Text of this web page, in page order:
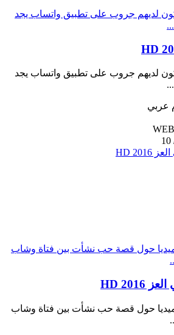
لديهم جروب على تطبيق واتساب يجد
لديهم جروب على تطبيق واتساب يجد
عربي
حول قصة حب نشأت بين فتاة وشاب
حول قصة حب نشأت بين فتاة وشاب